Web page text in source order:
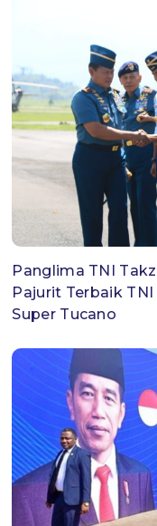
Panglima TNI
Pajurit Terbaik TNI
Super Tucano